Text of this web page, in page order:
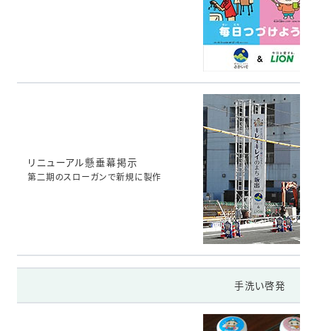
リニューアル懸垂幕掲示
第二期のスローガンで新規に製作
手洗い啓発